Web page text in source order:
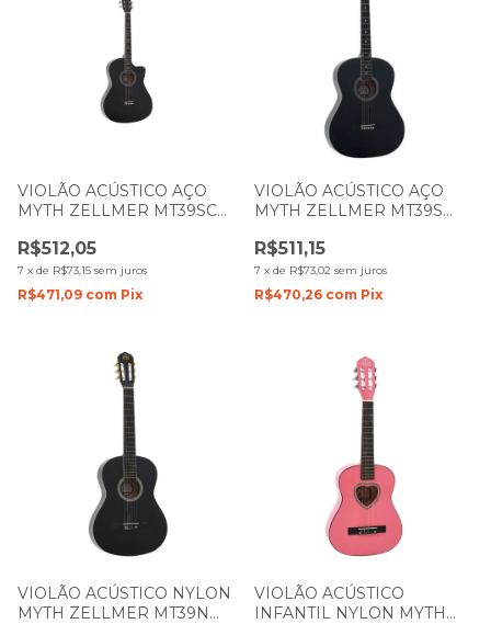
VIOLÃO ACÚSTICO AÇO
MYTH ZELLMER MT39SC
1070/ 1592
R$512,05
7 x de R$73,15 sem juros
R$471,09 com Pix
VIOLÃO ACÚSTICO AÇO
MYTH ZELLMER MT39S
R$511,15
7 x de R$73,02 sem juros
R$470,26 com Pix
VIOLÃO ACÚSTICO NYLON
MYTH ZELLMER MT39N
VIOLÃO ACÚSTICO
INFANTIL NYLON MYTH